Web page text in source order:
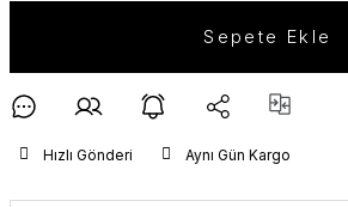
Sepete Ekle
Hızlı Gönderi Aynı Gün Kargo